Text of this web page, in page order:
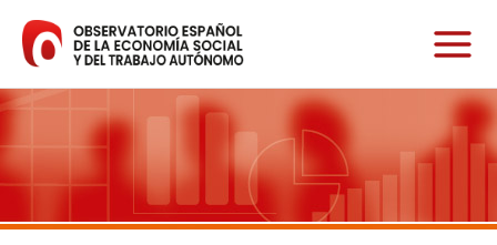
contenido